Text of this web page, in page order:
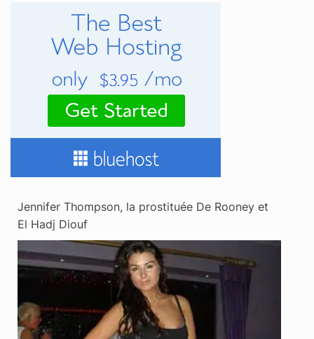
Jennifer Thompson, la prostituée De Rooney et
El Hadj Diouf